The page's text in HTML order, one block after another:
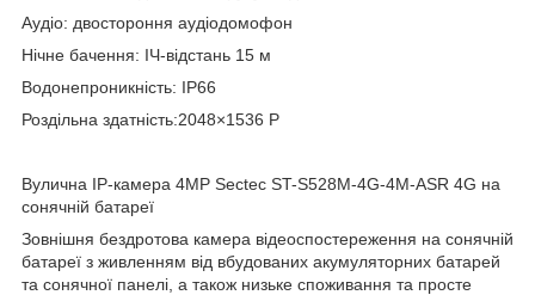
Аудіо: двостороння аудіодомофон
Нічне бачення: ІЧ-відстань 15 м
Водонепроникність: IP66
Роздільна здатність:2048×1536 P
Вулична IP-камера 4MP Sectec ST-S528M-4G-4M-ASR 4G на
сонячній батареї
Зовнішня бездротова камера відеоспостереження на сонячній
батареї з живленням від вбудованих акумуляторних батарей
та сонячної панелі, а також низьке споживання та просте